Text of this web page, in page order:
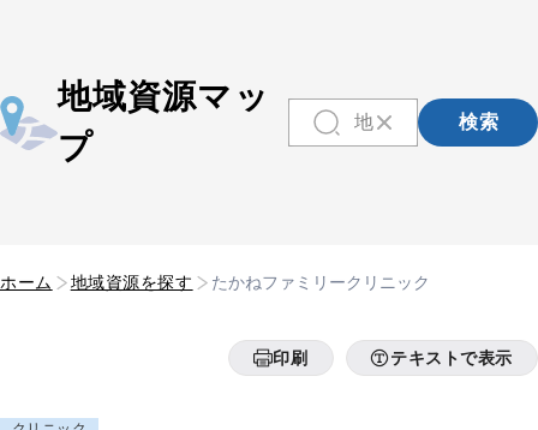
地域資源マッ
プ
検索
ホーム 地域資源を探す たかねファミリークリニック
印刷 テキストで表示